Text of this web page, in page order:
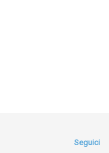
Seguici